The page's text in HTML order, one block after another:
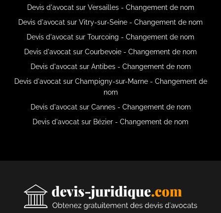
Devis d'avocat sur Versailles - Changement de nom
Devis d'avocat sur Vitry-sur-Seine - Changement de nom
Devis d'avocat sur Tourcoing - Changement de nom
Devis d'avocat sur Courbevoie - Changement de nom
Devis d'avocat sur Antibes - Changement de nom
Devis d'avocat sur Champigny-sur-Marne - Changement de
nom
Devis d'avocat sur Cannes - Changement de nom
Devis d'avocat sur Bézier - Changement de nom